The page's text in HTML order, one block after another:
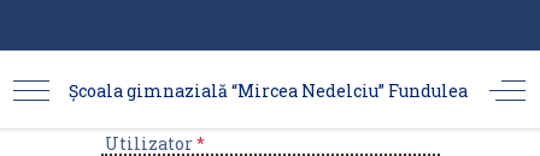
Școala gimnazială “Mircea Nedelciu” Fundulea
Utilizator*